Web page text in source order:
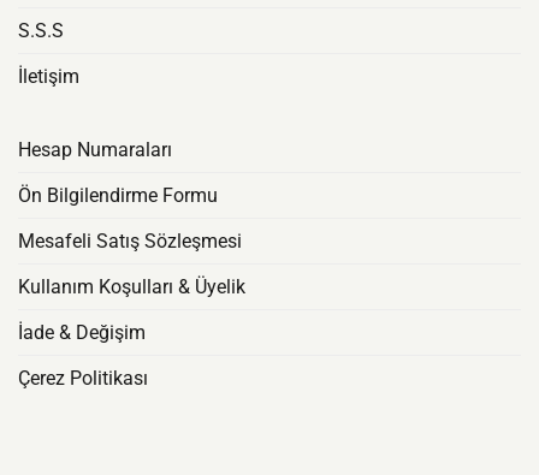
S.S.S
İletişim
Hesap Numaraları
Ön Bilgilendirme Formu
Mesafeli Satış Sözleşmesi
Kullanım Koşulları & Üyelik
İade & Değişim
Çerez Politikası